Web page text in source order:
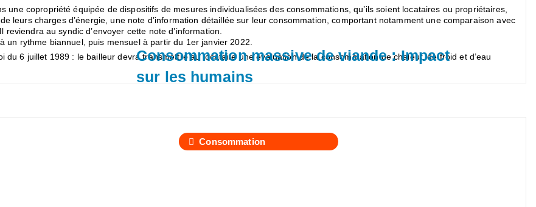
une copropriété équipée de dispositifs de mesures individualisées des consommations, qu’ils soient locataires ou propriétaires,
leurs charges d’énergie, une note d’information détaillée sur leur consommation, comportant notamment une comparaison avec
au syndic d’envoyer cette note d’information.
rythme biannuel, puis mensuel à partir du 1er janvier 2022.
du 6 juillet 1989 : le bailleur devra transmettre au locataire une évaluation de la consommation de chaleur, de froid et d’eau
Consommation
Consommation massive de viande : Impact
sur les humains